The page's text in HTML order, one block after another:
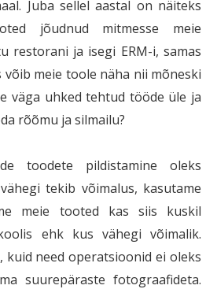
Juba sellel aastal on näiteks
jõudnud mitmesse meie
restorani ja isegi ERM-i, samas
võib meie toole näha nii mõneski
väga uhked tehtud tööde üle ja
rõõmu ja silmailu?
toodete pildistamine oleks
tekib võimalus, kasutame
meie tooted kas siis kuskil
ehk kus vähegi võimalik.
kuid need operatsioonid ei oleks
suurepäraste fotograafideta.